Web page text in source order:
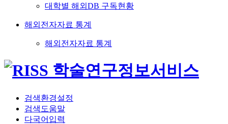
대학별 해외DB 구독현황
해외전자자료 통계
해외전자자료 통계
검색환경설정
검색도움말
다국어입력